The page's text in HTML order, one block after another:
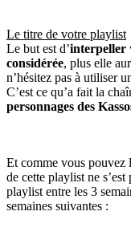
Le titre de votre playlist
Le but est d’interpeller
considérée, plus elle
n’hésitez pas à utiliser
C’est ce qu’a fait la
personnages des
Et comme vous pouvez
de cette playlist ne
playlist entre les 3
semaines suivantes :